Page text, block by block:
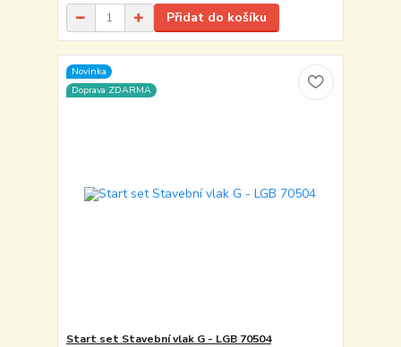
Přidat do košíku
Novinka
Doprava ZDARMA
Start set Stavební vlak G - LGB 70504